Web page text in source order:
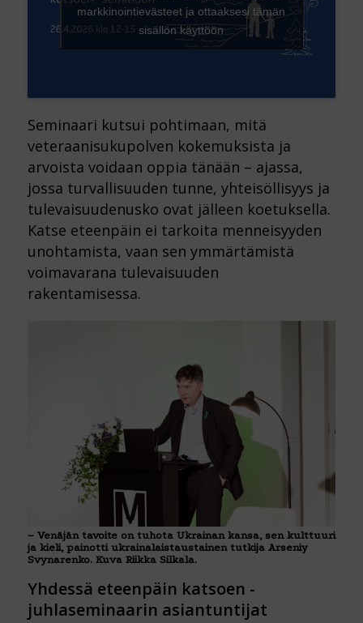
markkinointievästeet ja ottaaksesi tämän
sisällön käyttöön
Seminaari kutsui pohtimaan, mitä
veteraanisukupolven kokemuksista ja
arvoista voidaan oppia tänään – ajassa,
jossa turvallisuuden tunne, yhteisöllisyys ja
tulevaisuudenusko ovat jälleen koetuksella.
Katse eteenpäin ei tarkoita menneisyyden
unohtamista, vaan sen ymmärtämistä
voimavarana tulevaisuuden
rakentamisessa.
– Venäjän tavoite on tuhota Ukrainan kansa, sen kulttuuri
ja kieli, painotti ukrainalaistaustainen tutkija Arseniy
Svynarenko. Kuva Riikka Silkala.
Yhdessä eteenpäin katsoen -
juhlaseminaarin asiantuntijat